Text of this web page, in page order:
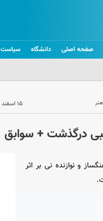
صفحه اصلی دانشگاه سیاست
۱۵ اسفند ۱۴۰۲ - ۱۵:۰۵
درگذشت + سوابق
و نوازنده نی بر اثر